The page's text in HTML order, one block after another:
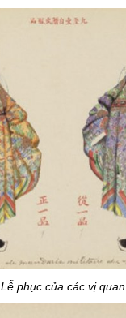
Lễ phục của các vị quan